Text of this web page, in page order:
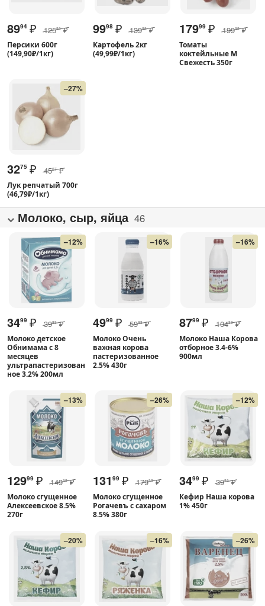
8994 ₽ 12599 ₽
Персики 600г
(149,90₽/1кг)
9998 ₽ 13998 ₽
Картофель 2кг
(49,99₽/1кг)
17999 ₽ 19999 ₽
Томаты
коктейльные M
Свежесть 350г
–27%
3275 ₽ 4507 ₽
Лук репчатый 700г
(46,79₽/1кг)
Молоко, сыр, яйца 46
–12%
3499 ₽ 3999 ₽
Молоко детское
Обнимама с 8
месяцев
ультрапастеризован
ное 3.2% 200мл
–16%
4999 ₽ 5999 ₽
Молоко Очень
важная корова
пастеризованное
2.5% 430г
–16%
8799 ₽ 10499 ₽
Молоко Наша Корова
отборное 3.4-6%
900мл
–13%
12999 ₽ 14999 ₽
Молоко сгущенное
Алексеевское 8.5%
270г
–26%
13199 ₽ 17999 ₽
Молоко сгущенное
Рогачевъ с сахаром
8.5% 380г
–12%
3499 ₽ 3999 ₽
Кефир Наша корова
1% 450г
–20% –16% –26%